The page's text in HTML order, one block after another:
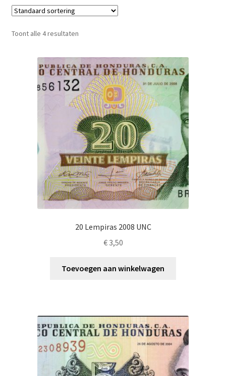
Afrekenen
Mijn account
Alg. voorw.
Privacybeleid PMH Enibas
Toont alle 4 resultaten
20 Lempiras 2008 UNC
€3,50
Toevoegen aan winkelwagen